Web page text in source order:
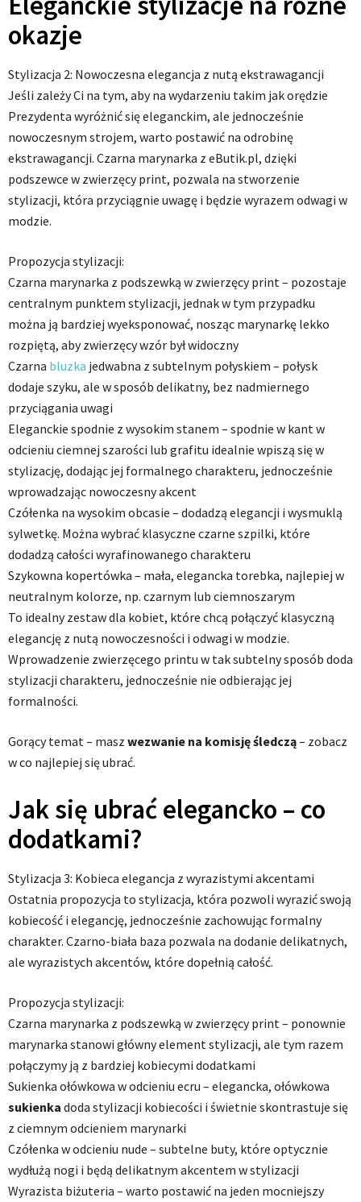
okazje
Stylizacja 2: Nowoczesna elegancja z nutą ekstrawagancji
Jeśli zależy Ci na tym, aby na wydarzeniu takim jak orędzie
Prezydenta wyróżnić się eleganckim, ale jednocześnie
nowoczesnym strojem, warto postawić na odrobinę
ekstrawagancji. Czarna marynarka z eButik.pl, dzięki
podszewce w zwierzęcy print, pozwala na stworzenie
stylizacji, która przyciągnie uwagę i będzie wyrazem odwagi w
modzie.
Propozycja stylizacji:
Czarna marynarka z podszewką w zwierzęcy print – pozostaje
centralnym punktem stylizacji, jednak w tym przypadku
można ją bardziej wyeksponować, nosząc marynarkę lekko
rozpiętą, aby zwierzęcy wzór był widoczny
Czarna bluzka jedwabna z subtelnym połyskiem – połysk
dodaje szyku, ale w sposób delikatny, bez nadmiernego
przyciągania uwagi
Eleganckie spodnie z wysokim stanem – spodnie w kant w
odcieniu ciemnej szarości lub grafitu idealnie wpiszą się w
stylizację, dodając jej formalnego charakteru, jednocześnie
wprowadzając nowoczesny akcent
Czółenka na wysokim obcasie – dodadzą elegancji i wysmuklą
sylwetkę. Można wybrać klasyczne czarne szpilki, które
dodadzą całości wyrafinowanego charakteru
Szykowna kopertówka – mała, elegancka torebka, najlepiej w
neutralnym kolorze, np. czarnym lub ciemnoszarym
To idealny zestaw dla kobiet, które chcą połączyć klasyczną
elegancję z nutą nowoczesności i odwagi w modzie.
Wprowadzenie zwierzęcego printu w tak subtelny sposób doda
stylizacji charakteru, jednocześnie nie odbierając jej
formalności.
Gorący temat – masz wezwanie na komisję śledczą– zobacz
w co najlepiej się ubrać.
Jak się ubrać elegancko – co
dodatkami?
Stylizacja 3: Kobieca elegancja z wyrazistymi akcentami
Ostatnia propozycja to stylizacja, która pozwoli wyrazić swoją
kobiecość i elegancję, jednocześnie zachowując formalny
charakter. Czarno-biała baza pozwala na dodanie delikatnych,
ale wyrazistych akcentów, które dopełnią całość.
Propozycja stylizacji:
Czarna marynarka z podszewką w zwierzęcy print – ponownie
marynarka stanowi główny element stylizacji, ale tym razem
połączymy ją z bardziej kobiecymi dodatkami
Sukienka ołówkowa w odcieniu ecru – elegancka, ołówkowa
sukienka doda stylizacji kobiecości i świetnie skontrastuje się
z ciemnym odcieniem marynarki
Czółenka w odcieniu nude – subtelne buty, które optycznie
wydłużą nogi i będą delikatnym akcentem w stylizacji
Wyrazista biżuteria – warto postawić na jeden mocniejszy